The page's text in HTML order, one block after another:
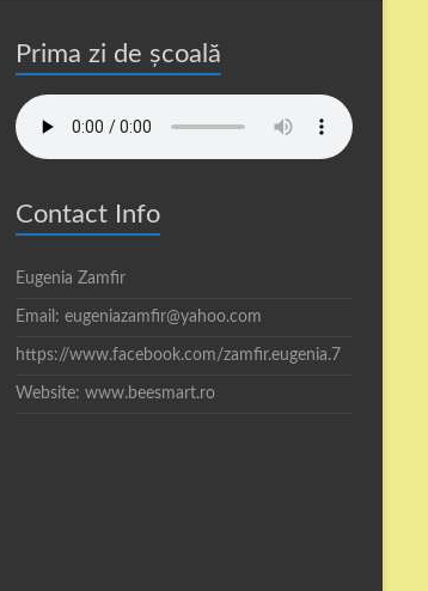
Prima zi de școală
Contact Info
Eugenia Zamfir
Email: eugeniazamfir@yahoo.com
https://www.facebook.com/zamfir.eugenia.7
Website: www.beesmart.ro